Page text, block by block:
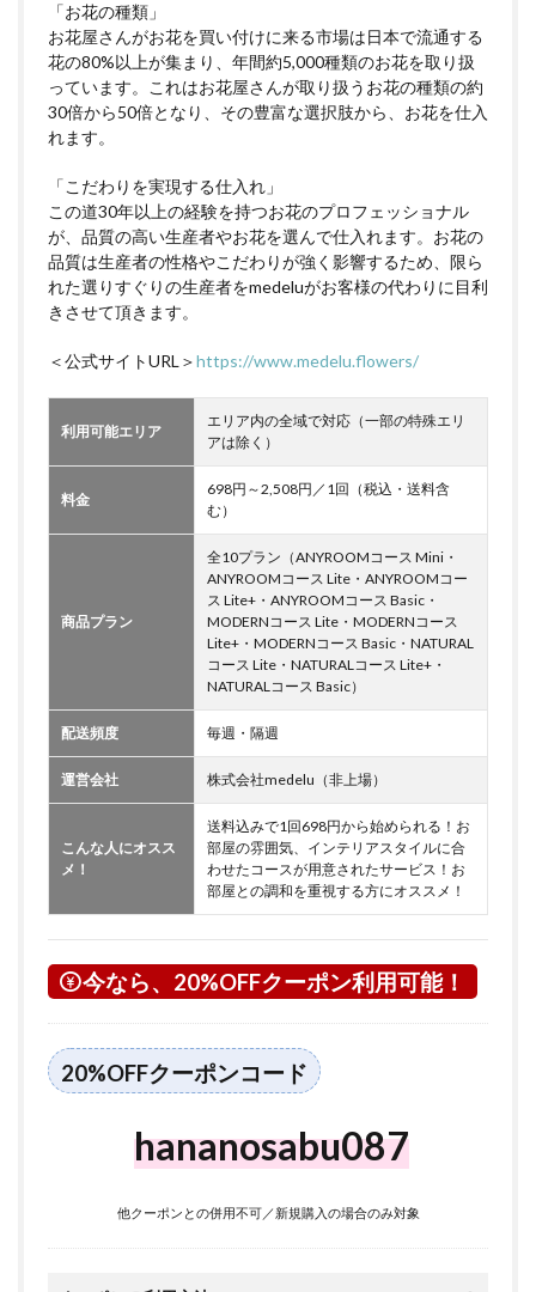
「お花の種類」
お花屋さんがお花を買い付けに来る市場は日本で流通する
花の80%以上が集まり、年間約5,000種類のお花を取り扱
っています。これはお花屋さんが取り扱うお花の種類の約
30倍から50倍となり、その豊富な選択肢から、お花を仕入
れます。
「こだわりを実現する仕入れ」
この道30年以上の経験を持つお花のプロフェッショナル
が、品質の高い生産者やお花を選んで仕入れます。お花の
品質は生産者の性格やこだわりが強く影響するため、限ら
れた選りすぐりの生産者をmedeluがお客様の代わりに目利
きさせて頂きます。
＜公式サイトURL＞https://www.medelu.flowers/
利用可能エリア
エリア内の全域で対応（一部の特殊エリ
アは除く）
料金
698円～2,508円／1回（税込・送料含
む）
商品プラン
全10プラン（ANYROOMコース Mini・
ANYROOMコース Lite・ANYROOMコー
ス Lite+・ANYROOMコース Basic・
MODERNコース Lite・MODERNコース
Lite+・MODERNコース Basic・NATURAL
コース Lite・NATURALコース Lite+・
NATURALコース Basic）
配送頻度 毎週・隔週
運営会社 株式会社medelu（非上場）
こんな人にオスス
メ！
送料込みで1回698円から始められる！お
部屋の雰囲気、インテリアスタイルに合
わせたコースが用意されたサービス！お
部屋との調和を重視する方にオススメ！
今なら、20%OFFクーポン利用可能！
20%OFFクーポンコード
hananosabu087
他クーポンとの併用不可／新規購入の場合のみ対象